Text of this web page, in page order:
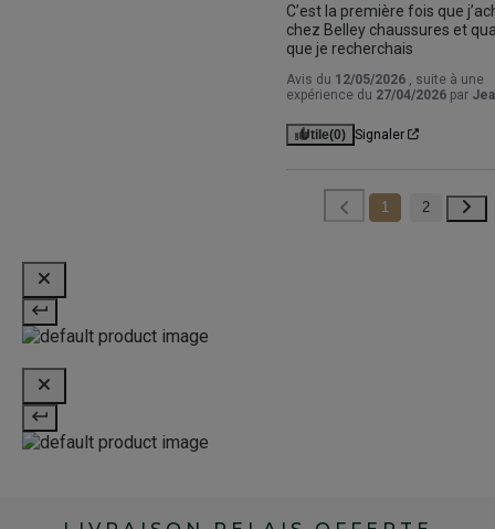
C’est la première fois que
chez Belley chaussures et
que je recherchais
Avis du 12/05/2026
, suite à une
expérience du 27/04/2026 par
Utile(0) Signaler
1 2